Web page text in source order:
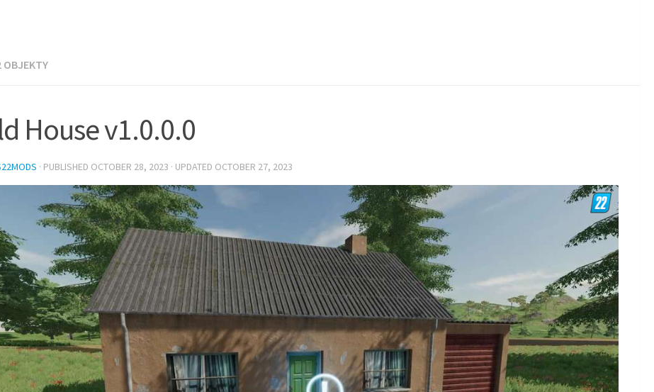
OBJEKTY
House v1.0.0.0
· PUBLISHED OCTOBER 28, 2023 · UPDATED OCTOBER 27, 2023